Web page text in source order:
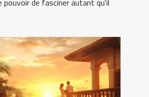
de fasciner autant qu'il